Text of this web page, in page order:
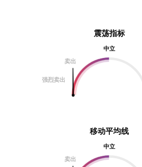
震荡指标
中立
卖出
强烈卖出
移动平均线
中立
卖出